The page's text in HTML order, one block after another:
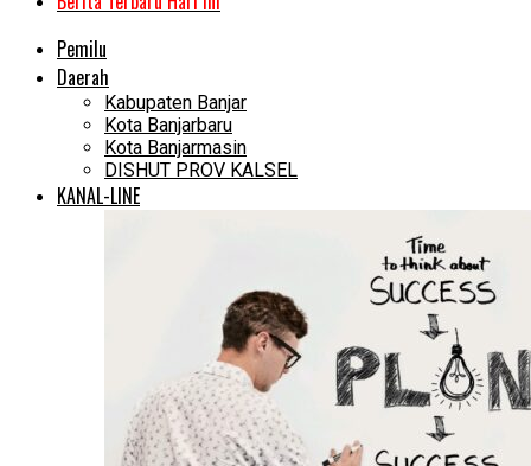
Pemilu
Daerah
Kabupaten Banjar
Kota Banjarbaru
Kota Banjarmasin
DISHUT PROV KALSEL
KANAL-LINE